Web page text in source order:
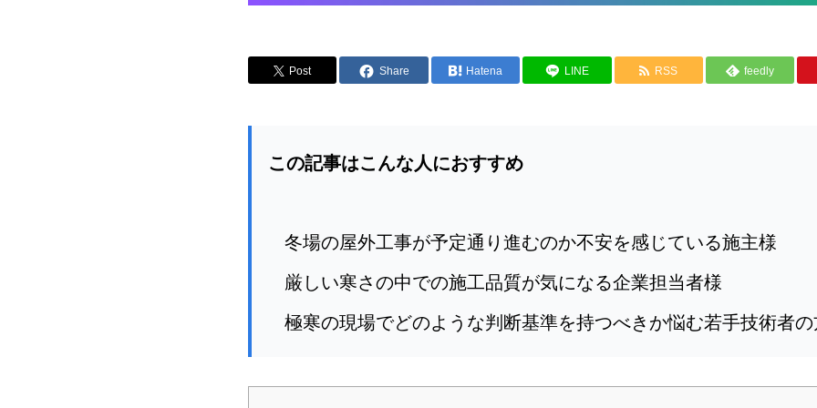
Post Share Hatena LINE RSS feedly
この記事はこんな人におすすめ
冬場の屋外工事が予定通り進むのか不安を感じている施主様
厳しい寒さの中での施工品質が気になる企業担当者様
極寒の現場でどのような判断基準を持つべきか悩む若手技術者の